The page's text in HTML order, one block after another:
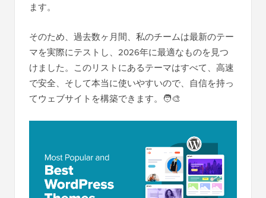
ます。
そのため、過去数ヶ月間、私のチームは最新のテー
マを実際にテストし、2026年に最適なものを見つ
けました。このリストにあるテーマはすべて、高速
で安全、そして本当に使いやすいので、自信を持っ
てウェブサイトを構築できます。🧑‍🎨